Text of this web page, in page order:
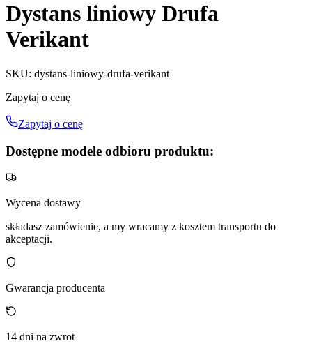
Dystans liniowy Drufa
Verikant
SKU: dystans-liniowy-drufa-verikant
Zapytaj o cenę
Zapytaj o cenę
Dostępne modele odbioru produktu:
Wycena dostawy
składasz zamówienie, a my wracamy z kosztem transportu do
akceptacji.
Gwarancja producenta
14 dni na zwrot